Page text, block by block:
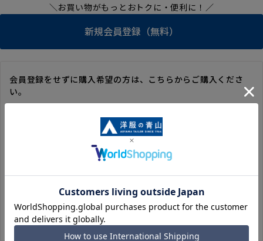
＼お買い物がもっとおトクに・便利に！／
新規会員登録（無料）
会員登録をせずに購入希望の方は、こちらからご購入くださ
い。
毎回のご注文時に入力いただく必要があります。
※洋服の青山オンラインストアのポイントは付与されません。
また、ゲスト購入後の会員情報統合・ポイントの付与は、対応
※購入履歴の確認、領収書の発行、キャンセル手続きはご利用
いただけません。